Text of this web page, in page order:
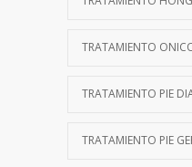
TRATAMIENTO
TRATAMIENTO PIE
TRATAMIENTO PIE